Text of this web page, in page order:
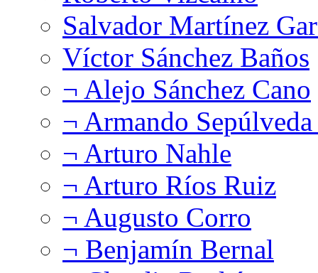
Salvador Martínez
Víctor Sánchez Baños
¬ Alejo Sánchez Cano
¬ Armando
¬ Arturo Nahle
¬ Arturo Ríos Ruiz
¬ Augusto Corro
¬ Benjamín Bernal